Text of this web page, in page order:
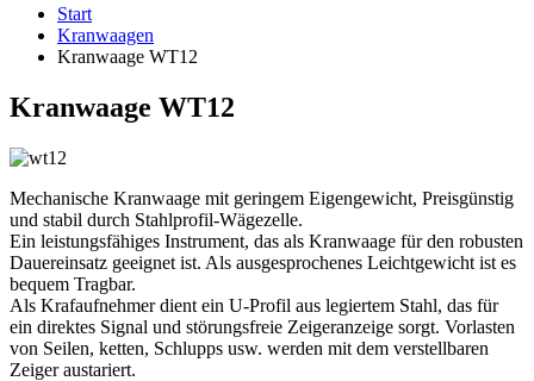
Start
Kranwaagen
Kranwaage WT12
Kranwaage WT12
Mechanische Kranwaage mit geringem Eigengewicht, Preisgünstig
und stabil durch Stahlprofil-Wägezelle.
Ein leistungsfähiges Instrument, das als Kranwaage für den robusten
Dauereinsatz geeignet ist. Als ausgesprochenes Leichtgewicht ist es
bequem Tragbar.
Als Krafaufnehmer dient ein U-Profil aus legiertem Stahl, das für
ein direktes Signal und störungsfreie Zeigeranzeige sorgt. Vorlasten
von Seilen, ketten, Schlupps usw. werden mit dem verstellbaren
Zeiger austariert.